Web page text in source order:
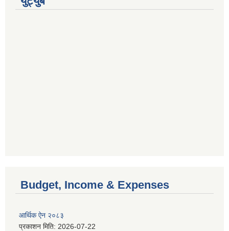
Budget, Income & Expenses
आर्थिक ऐन २०८३
प्रकाशन मिति: 2026-07-22